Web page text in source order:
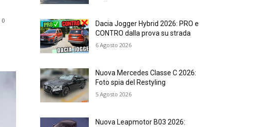
0
Dacia Jogger Hybrid 2026: PRO e
CONTRO dalla prova su strada
6 Agosto 2026
Nuova Mercedes Classe C 2026:
Foto spia del Restyling
5 Agosto 2026
Nuova Leapmotor B03 2026: